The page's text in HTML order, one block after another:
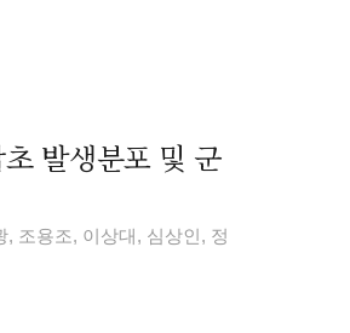
발생분포 및 군
, 조용조, 이상대, 심상인, 정